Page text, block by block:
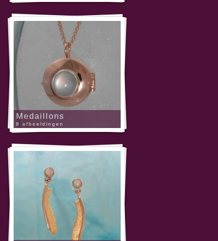
Medaillons
8 afbeeldingen